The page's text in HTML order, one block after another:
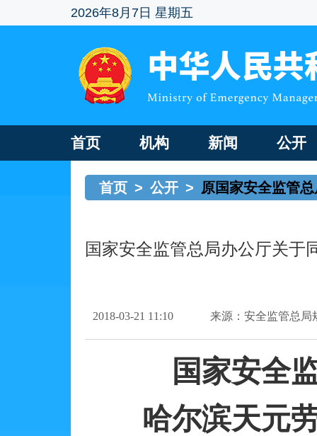
2026年8月7日 星期五
首页 机构 新闻 公开
首页 > 公开 > 原国家安全监管
国家安全监管总局办公厅关于
2018-03-21 11:10 来源：安全监管总局
国家安全
哈尔滨天元